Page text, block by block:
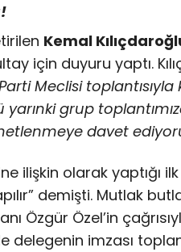
Kemal
için duyuru yaptı.
Meclisi
grup
davet
ilişkin olarak yaptığı
demişti. Mutlak
Özgür Özel’in
imzası